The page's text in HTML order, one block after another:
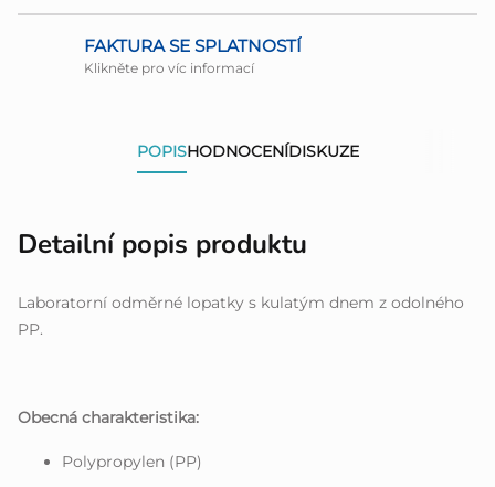
FAKTURA SE SPLATNOSTÍ
Klikněte pro víc informací
POPISHODNOCENÍDISKUZE
Detailní popis produktu
Laboratorní odměrné lopatky s kulatým dnem z odolného
PP.
Obecná charakteristika:
Polypropylen (PP)